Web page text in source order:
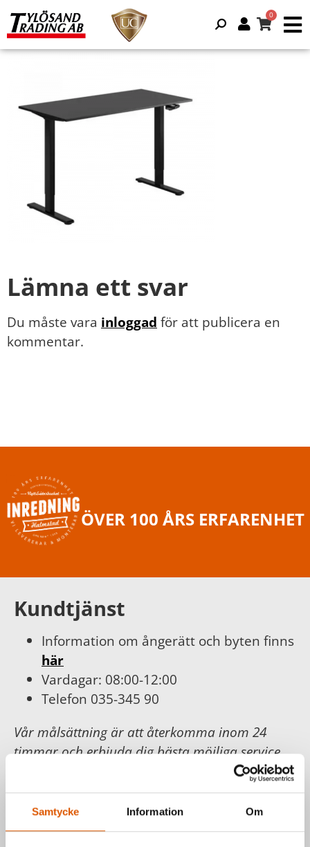
Samtycke Information Om
Lämna ett svar
Du måste vara inloggad för att publicera en
kommentar.
ÖVER 100 ÅRS ERFARENHET
Kundtjänst
Information om ångerätt och byten finns
här
Vardagar: 08:00-12:00
Telefon 035-345 90
Vår målsättning är att återkomma inom 24
timmar och erbjuda dig bästa möjliga service.
Konsumentköplagen, Distans- och
hemförsäljningslagen.
Läs mer hosKonsumentverket.